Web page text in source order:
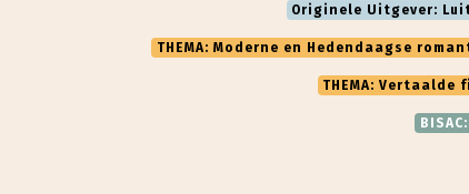
Originele Uitgever:
THEMA: Moderne en Hedendaagse
THEMA: Vertaalde